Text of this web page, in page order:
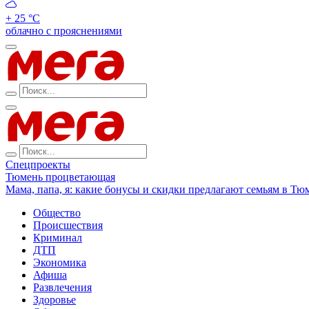
+ 25 °С
облачно с прояснениями
Спецпроекты
Тюмень процветающая
Мама, папа, я: какие бонусы и скидки предлагают семьям в
Общество
Происшествия
Криминал
ДТП
Экономика
Афиша
Развлечения
Здоровье